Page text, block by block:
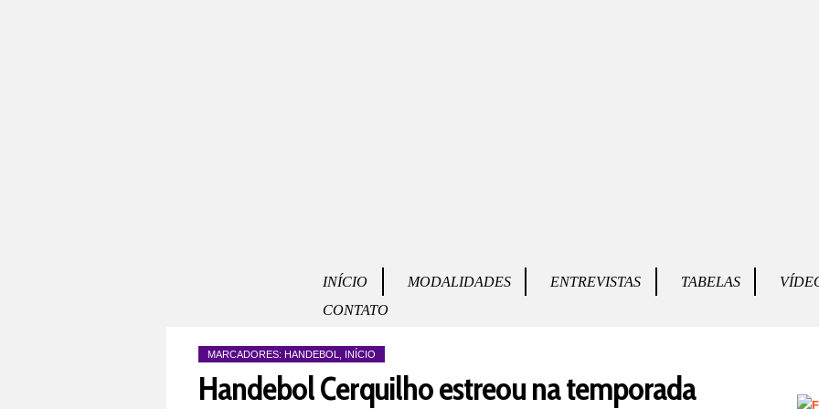
INÍCIO MODALIDADES ENTREVISTAS TABELAS
CONTATO
MARCADORES: HANDEBOL INÍCIO
Handebol Cerquilho estreou na temporada